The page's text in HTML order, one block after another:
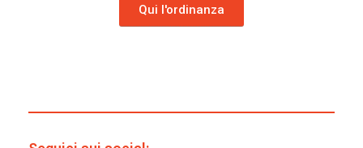
Qui l'ordinanza